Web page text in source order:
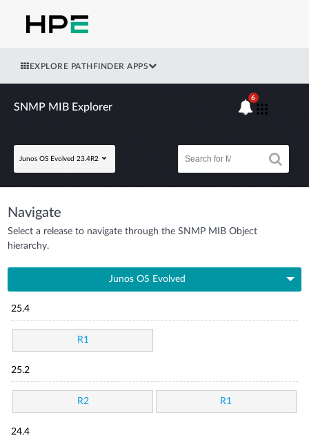
EXPLORE PATHFINDER APPS
SNMP MIB Explorer
Junos OS Evolved 23.4R2
6
Navigate
Select a release to navigate through the SNMP MIB Object
hierarchy.
Junos OS Evolved
25.4
R1
25.2
R2 R1
24.4